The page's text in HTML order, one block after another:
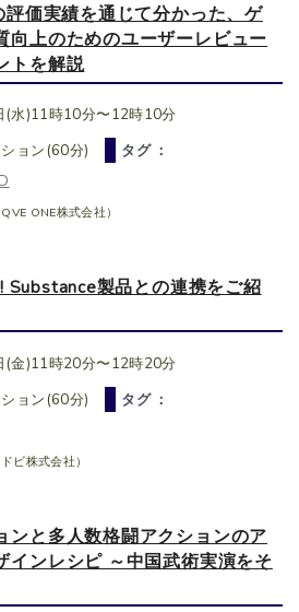
価実績を通じて分かった、ゲ
向上のためのユーザーレビュー
トを解説
水)11時10分〜12時10分
ョン(60分)
タグ ：
ONE株式会社）
Substance製品との連携をご紹
金)11時20分〜12時20分
ョン(60分)
タグ ：
ドビ株式会社）
ンと多人数格闘アクションのア
インレシピ ～中国武術実演をそ